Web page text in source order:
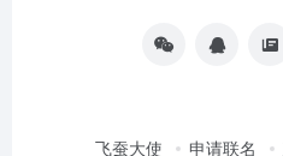
飞蚕大使 申请联名